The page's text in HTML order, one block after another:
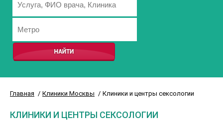
Главная Клиники Москвы Клиники и центры сексологии
КЛИНИКИ И ЦЕНТРЫ СЕКСОЛОГИИ